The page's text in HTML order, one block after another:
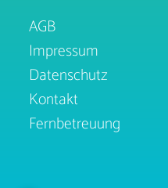
AGB
Impressum
Datenschutz
Kontakt
Fernbetreuung